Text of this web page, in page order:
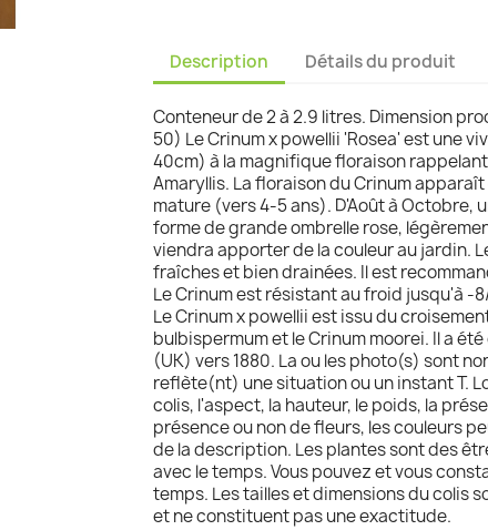
Description Détails du produit
Conteneur de 2 à 2.9 litres. Dimension
50) Le Crinum x powellii 'Rosea' est une
40cm) à la magnifique floraison
Amaryllis. La floraison du Crinum
mature (vers 4-5 ans). D'Août à Octobre,
forme de grande ombrelle rose,
viendra apporter de la couleur au jardin.
fraîches et bien drainées. Il est
Le Crinum est résistant au froid jusqu'à -
Le Crinum x powellii est issu du
bulbispermum et le Crinum moorei. Il a
(UK) vers 1880. La ou les photo(s) sont
reflète(nt) une situation ou un instant T.
colis, l'aspect, la hauteur, le poids, la
présence ou non de fleurs, les couleurs
de la description. Les plantes sont des
avec le temps. Vous pouvez et vous
temps. Les tailles et dimensions du colis
et ne constituent pas une exactitude.